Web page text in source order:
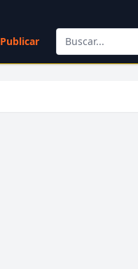
Publicar